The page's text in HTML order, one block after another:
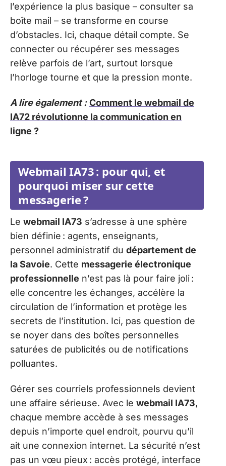
l’expérience la plus basique – consulter sa
boîte mail – se transforme en course
d’obstacles. Ici, chaque détail compte. Se
connecter ou récupérer ses messages
relève parfois de l’art, surtout lorsque
l’horloge tourne et que la pression monte.
A lire également : Comment le webmail de
IA72 révolutionne la communication en
ligne ?
Webmail IA73 : pour qui, et
pourquoi miser sur cette
messagerie ?
Le webmail IA73 s’adresse à une sphère
bien définie : agents, enseignants,
personnel administratif du département de
la Savoie. Cette messagerie électronique
professionnelle n’est pas là pour faire joli :
elle concentre les échanges, accélère la
circulation de l’information et protège les
secrets de l’institution. Ici, pas question de
se noyer dans des boîtes personnelles
saturées de publicités ou de notifications
polluantes.
Gérer ses courriels professionnels devient
une affaire sérieuse. Avec le webmail IA73,
chaque membre accède à ses messages
depuis n’importe quel endroit, pourvu qu’il
ait une connexion internet. La sécurité n’est
pas un vœu pieux : accès protégé, interface